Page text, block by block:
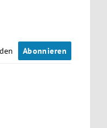
Abonnieren